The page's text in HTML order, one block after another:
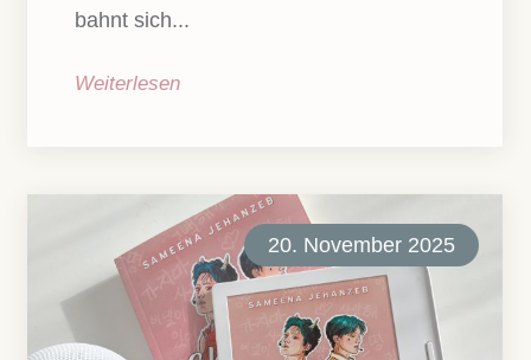
bahnt sich...
Weiterlesen
20. November 2025